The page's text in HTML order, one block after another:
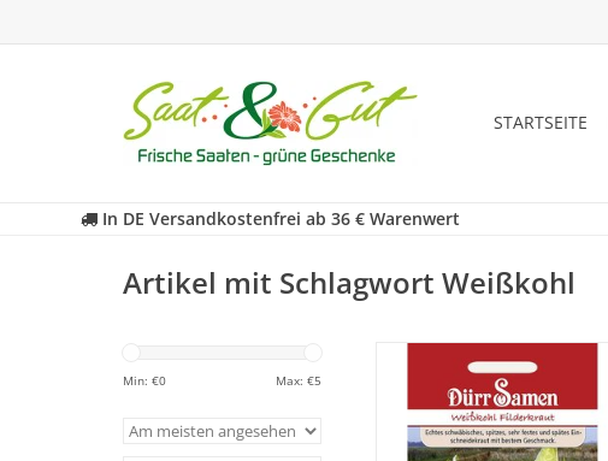
STARTSEITE
In DE Versandkostenfrei ab 36 € Warenwert
Artikel mit Schlagwort Weißkohl
Min: €0 Max: €5
schwäbische Spezialität von
bestem Geschmack. Die Köpfe
sind spitz, sehr fest, spät und
bestens zum Einschneiden